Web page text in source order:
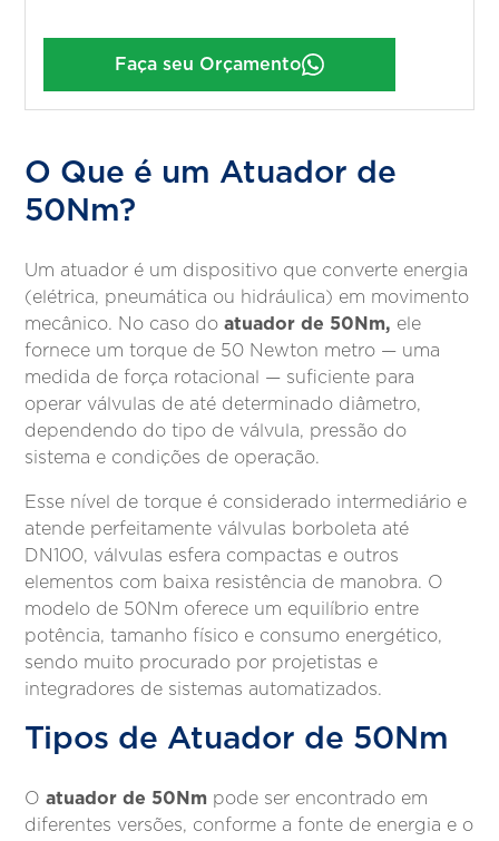
Faça seu Orçamento
O Que é um Atuador de
50Nm?
Um atuador é um dispositivo que converte energia
(elétrica, pneumática ou hidráulica) em movimento
mecânico. No caso doatuador de 50Nm, ele
fornece um torque de 50 Newton metro — uma
medida de força rotacional — suficiente para
operar válvulas de até determinado diâmetro,
dependendo do tipo de válvula, pressão do
sistema e condições de operação.
Esse nível de torque é considerado intermediário e
atende perfeitamente válvulas borboleta até
DN100, válvulas esfera compactas e outros
elementos com baixa resistência de manobra. O
modelo de 50Nm oferece um equilíbrio entre
potência, tamanho físico e consumo energético,
sendo muito procurado por projetistas e
integradores de sistemas automatizados.
Tipos de Atuador de 50Nm
Oatuador de 50Nm pode ser encontrado em
diferentes versões, conforme a fonte de energia e o